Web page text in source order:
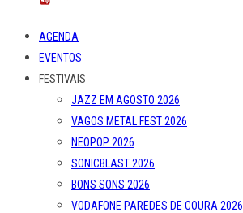
AGENDA
EVENTOS
FESTIVAIS
JAZZ EM AGOSTO 2026
VAGOS METAL FEST 2026
NEOPOP 2026
SONICBLAST 2026
BONS SONS 2026
VODAFONE PAREDES DE COURA 2026